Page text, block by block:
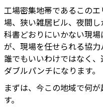
工場密集地帯であるこの
場、狭い雑居ビル、夜間
科書どおりにいかない現
が、現場を任せられる協力
誰でもいいわけではなく
ダブルパンチになります。
まずは、今この地域で何
す。